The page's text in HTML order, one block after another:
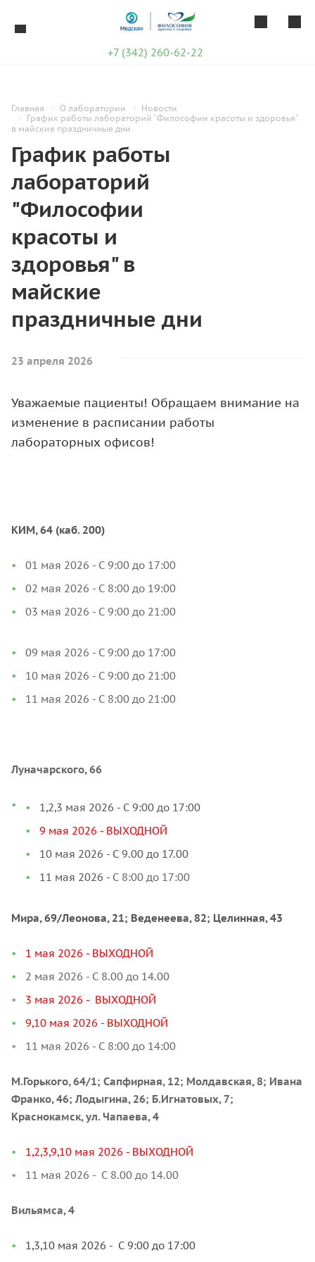
+7 (342) 260-62-22
Главная О лаборатории
Новости
График работы лабораторий "Философии красоты и здоровья"
в майские праздничные дни
График работы
лабораторий
"Философии
красоты и
здоровья" в
майские
праздничные дни
23 апреля 2026
Уважаемые пациенты! Обращаем внимание на
изменение в расписании работы
лабораторных офисов!
КИМ, 64 (каб. 200)
01 мая 2026 - С 9:00 до 17:00
02 мая 2026 - С 8:00 до 19:00
03 мая 2026 - С 9:00 до 21:00
09 мая 2026 - С 9:00 до 17:00
10 мая 2026 - С 9:00 до 21:00
11 мая 2026 - С 8:00 до 21:00
Луначарского, 66
1,2,3 мая 2026 - С 9:00 до 17:00
9 мая 2026 - ВЫХОДНОЙ
10 мая 2026 - С 9.00 до 17.00
11 мая 2026 - С 8:00 до 17:00
Мира, 69/Леонова, 21; Веденеева, 82; Целинная, 43
1 мая 2026 - ВЫХОДНОЙ
2 мая 2026 - С 8.00 до 14.00
3 мая 2026 - ВЫХОДНОЙ
9,10 мая 2026 - ВЫХОДНОЙ
11 мая 2026 - С 8:00 до 14:00
М.Горького, 64/1; Сапфирная, 12; Молдавская, 8; Ивана
Франко, 46; Лодыгина, 26; Б.Игнатовых, 7;
Краснокамск, ул. Чапаева, 4
1,2,3,9,10 мая 2026 - ВЫХОДНОЙ
11 мая 2026 - С 8.00 до 14.00
Вильямса, 4
1,3,10 мая 2026 - С 9:00 до 17:00